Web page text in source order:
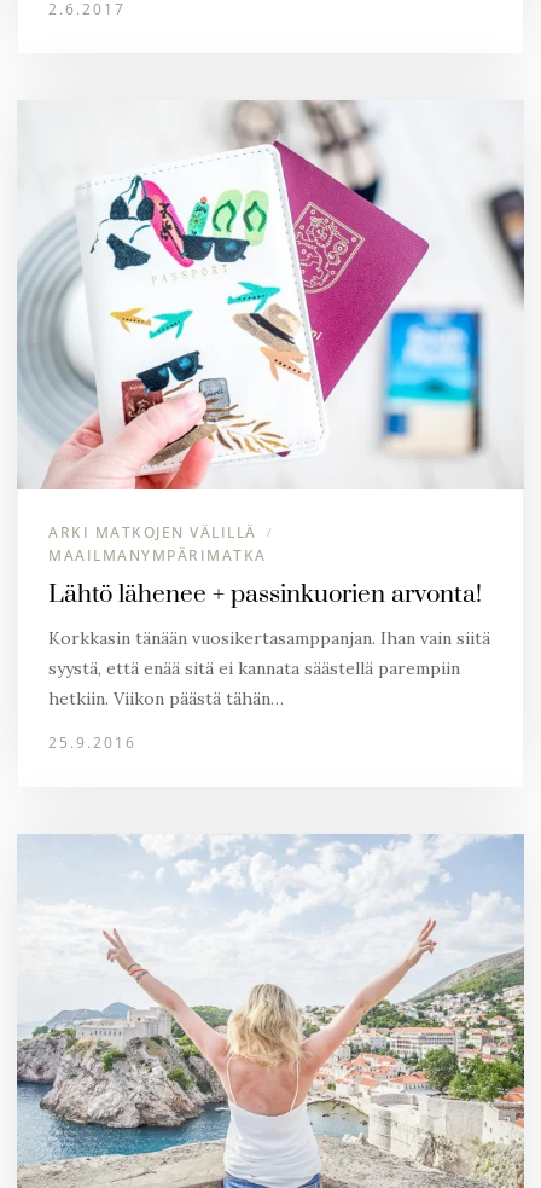
2.6.2017
ARKI MATKOJEN VÄLILLÄ /
MAAILMANYMPÄRIMATKA
Lähtö lähenee + passinkuorien arvonta!
Korkkasin tänään vuosikertasamppanjan. Ihan vain siitä
syystä, että enää sitä ei kannata säästellä parempiin
hetkiin. Viikon päästä tähän…
25.9.2016